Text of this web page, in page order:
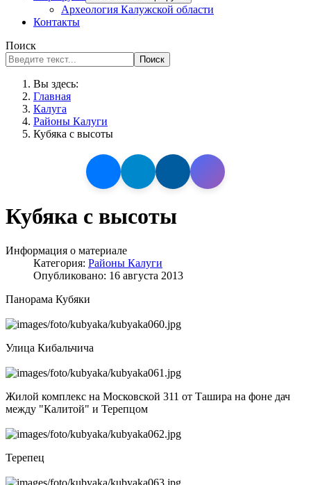
Археология Калужской области
Контакты
Поиск
Поиск
Вы здесь:
Главная
Калуга
Районы Калуги
Кубяка с высоты
Кубяка с высоты
Информация о материале
Категория: Районы Калуги
Опубликовано: 16 августа 2013
Панорама Кубяки
Улица Кибальчича
Жилой комплекс на Московской 311 от Ташира на фоне дач
между "Калитой" и Терепцом
Терепец